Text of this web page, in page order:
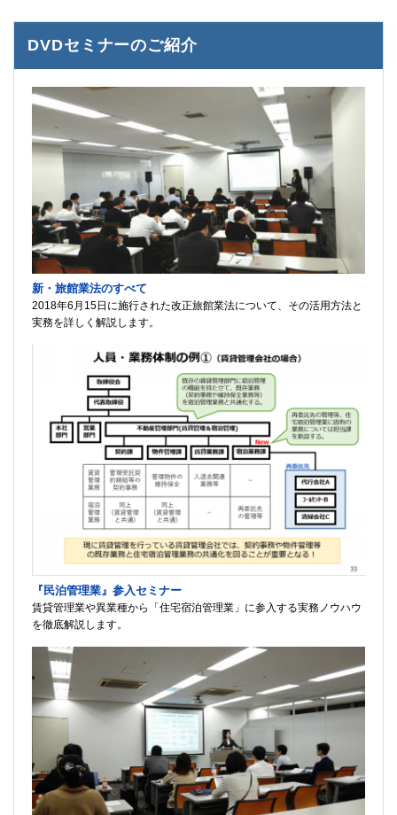
DVDセミナーのご紹介
新・旅館業法のすべて
2018年6月15日に施行された改正旅館業法について、その活用方法と
実務を詳しく解説します。
『民泊管理業』参入セミナー
賃貸管理業や異業種から「住宅宿泊管理業」に参入する実務ノウハウ
を徹底解説します。